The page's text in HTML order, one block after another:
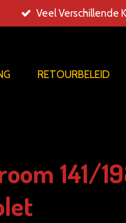
Veel Verschillende
RETOURBELEID
141/